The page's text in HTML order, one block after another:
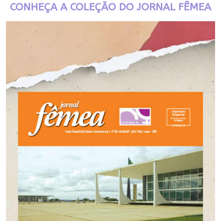
CONHEÇA A COLEÇÃO DO JORNAL FÊMEA